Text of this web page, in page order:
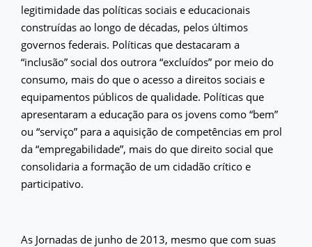
legitimidade das políticas sociais e educacionais
construídas ao longo de décadas, pelos últimos
governos federais. Políticas que destacaram a
“inclusão” social dos outrora “excluídos” por meio do
consumo, mais do que o acesso a direitos sociais e
equipamentos públicos de qualidade. Políticas que
apresentaram a educação para os jovens como “bem”
ou “serviço” para a aquisição de competências em prol
da “empregabilidade”, mais do que direito social que
consolidaria a formação de um cidadão crítico e
participativo.
As Jornadas de junho de 2013, mesmo que com suas